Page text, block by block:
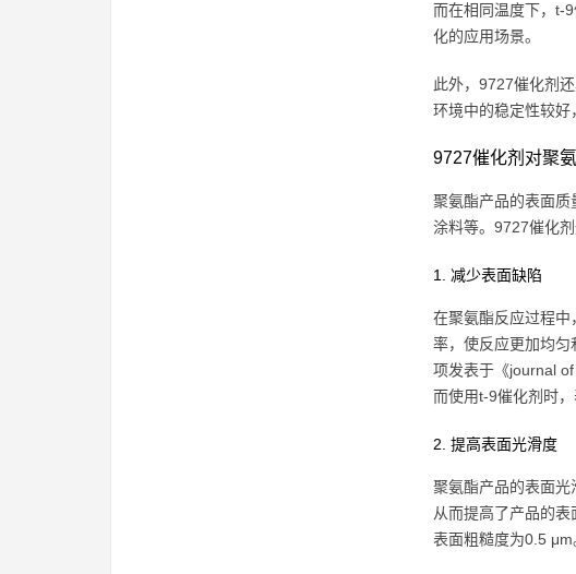
而在相同温度下，t-
化的应用场景。
此外，9727催化剂
环境中的稳定性较好
9727催化剂对聚
聚氨酯产品的表面
涂料等。9727催化
1. 减少表面缺陷
在聚氨酯反应过程
率，使反应更加均
项发表于《journal
而使用t-9催化剂时
2. 提高表面光滑度
聚氨酯产品的表面光
从而提高了产品的
表面粗糙度为0.5 μm